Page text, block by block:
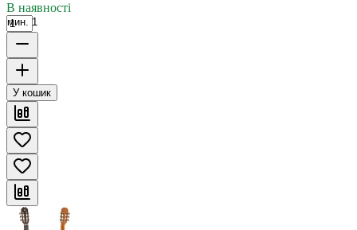
В наявності
мин. 1
У кошик